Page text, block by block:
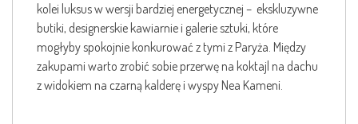
kolei luksus w wersji bardziej energetycznej – ekskluzywne
butiki, designerskie kawiarnie i galerie sztuki, które
mogłyby spokojnie konkurować z tymi z Paryża. Między
zakupami warto zrobić sobie przerwę na koktajl na dachu
z widokiem na czarną kalderę i wyspy Nea Kameni.